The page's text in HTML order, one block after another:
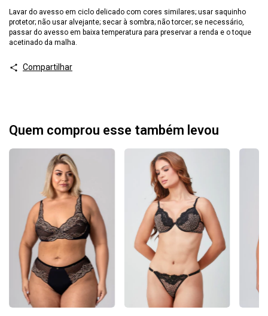
Lavar do avesso em ciclo delicado com cores similares; usar saquinho
protetor; não usar alvejante; secar à sombra; não torcer; se necessário,
passar do avesso em baixa temperatura para preservar a renda e o toque
acetinado da malha.
Compartilhar
Quem comprou esse também levou